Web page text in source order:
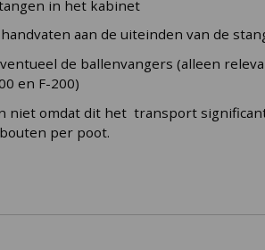
in het kabinet
aan de uiteinden van de
de ballenvangers (alleen
en F-200)
niet omdat dit het transport
per poot.